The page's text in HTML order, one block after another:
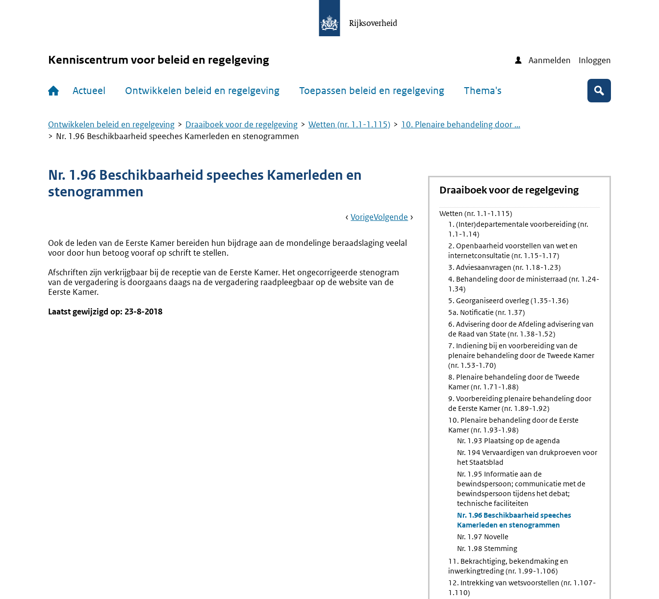
Rijksoverheid
Kenniscentrum voor beleid en regelgeving Aanmelden Inloggen
Actueel Ontwikkelen beleid en regelgeving Toepassen beleid en regelgeving Thema's Zoeken
Kruimelpad
Ontwikkelen beleid en regelgeving Draaiboek voor de regelgeving Wetten (nr. 1.1-1.115)
10. Plenaire behandeling door ...
Nr. 1.96 Beschikbaarheid speeches Kamerleden en stenogrammen
Nr. 1.96 Beschikbaarheid speeches Kamerleden en
stenogrammen
Book
Ga
VorigePagina:
Informatie
Bewindspersoon;
Communicatie
Ga
Volgende Pagina:
Ook de leden van de Eerste Kamer bereiden hun bijdrage aan de mondelinge beraadslaging veelal
voor door hun betoog vooraf op schrift te stellen.
Afschriften zijn verkrijgbaar bij de receptie van de Eerste Kamer. Het ongecorrigeerde stenogram
van de vergadering is doorgaans daags na de vergadering raadpleegbaar op de website van de
Eerste Kamer.
Laatst gewijzigd op: 23-8-2018
Draaiboek voor de regelgeving
Wetten (nr. 1.1-1.115)
1. (Inter)departementale voorbereiding (nr.
1.1-1.14)
2. Openbaarheid voorstellen van wet en
internetconsultatie (nr. 1.15-1.17)
3. Adviesaanvragen (nr. 1.18-1.23)
4. Behandeling door de ministerraad (nr. 1.24-
1.34)
5. Georganiseerd overleg (1.35-1.36)
5a. Notificatie (nr. 1.37)
6. Advisering door de Afdeling advisering van
de Raad van State (nr. 1.38-1.52)
7. Indiening bij en voorbereiding van de
plenaire behandeling door de Tweede Kamer
(nr. 1.53-1.70)
8. Plenaire behandeling door de Tweede
Kamer (nr. 1.71-1.88)
9. Voorbereiding plenaire behandeling door
de Eerste Kamer (nr. 1.89-1.92)
10. Plenaire behandeling door de Eerste
Kamer (nr. 1.93-1.98)
Nr. 1.93 Plaatsing op de agenda
Nr. 194 Vervaardigen van drukproeven voor
het Staatsblad
Nr. 1.95 Informatie aan de
bewindspersoon; communicatie met de
bewindspersoon tijdens het debat;
technische faciliteiten
Nr. 1.96 Beschikbaarheid speeches
Kamerleden en stenogrammen
Nr. 1.97 Novelle
Nr. 1.98 Stemming
11. Bekrachtiging, bekendmaking en
inwerkingtreding (nr. 1.99-1.106)
12. Intrekking van wetsvoorstellen (nr. 1.107-
1.110)